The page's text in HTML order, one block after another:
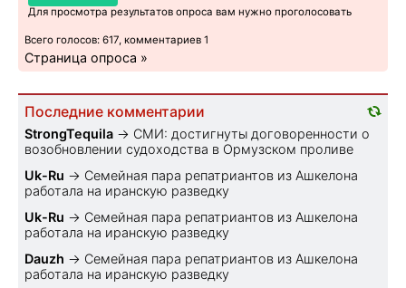
Для просмотра результатов опроса вам нужно проголосовать
Всего голосов: 617, комментариев 1
Страница опроса »
Последние комментарии
StrongTequila → СМИ: достигнуты договоренности о
возобновлении судоходства в Ормузском проливе
Uk-Ru → Семейная пара репатриантов из Ашкелона
работала на иранскую разведку
Uk-Ru → Семейная пара репатриантов из Ашкелона
работала на иранскую разведку
Dauzh → Семейная пара репатриантов из Ашкелона
работала на иранскую разведку